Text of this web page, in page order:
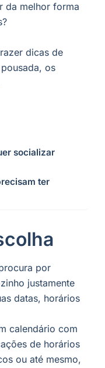
da melhor forma
dicas de
os
socializar
ter
por
justamente
datas, horários
calendário com
de horários
ou até mesmo,